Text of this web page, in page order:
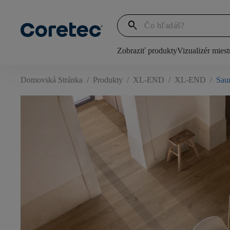
search
Zobraziť produktyVizualizér
Domovská Stránka / Produkty / XL-END / XL-END /